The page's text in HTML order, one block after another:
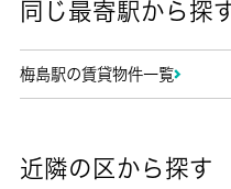
同じ最寄駅から探
梅島駅の賃貸物件一覧
近隣の区から探す